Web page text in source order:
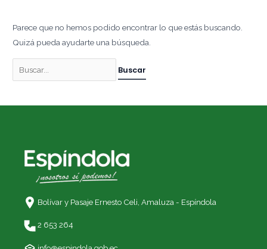
Parece que no hemos podido encontrar lo que estás buscando.
Quizá pueda ayudarte una búsqueda.
Bolívar y Pasaje Ernesto Celi, Amaluza - Espíndola
2 653 264